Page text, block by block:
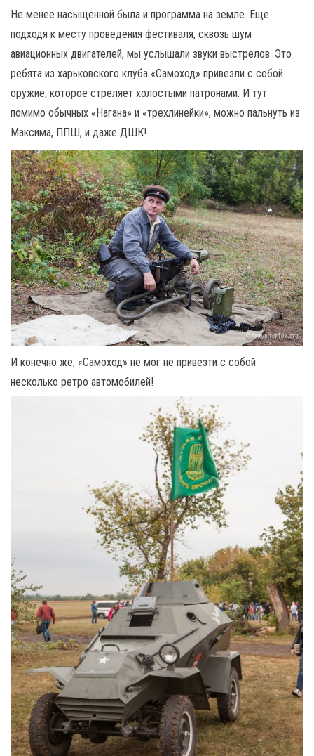
Не менее насыщенной была и программа на земле. Еще
подходя к месту проведения фестиваля, сквозь шум
авиационных двигателей, мы услышали звуки выстрелов. Это
ребята из харьковского клуба «Самоход» привезли с собой
оружие, которое стреляет холостыми патронами. И тут
помимо обычных «Нагана» и «трехлинейки», можно пальнуть из
Максима, ППШ, и даже ДШК!
И конечно же, «Самоход» не мог не привезти с собой
несколько ретро автомобилей!